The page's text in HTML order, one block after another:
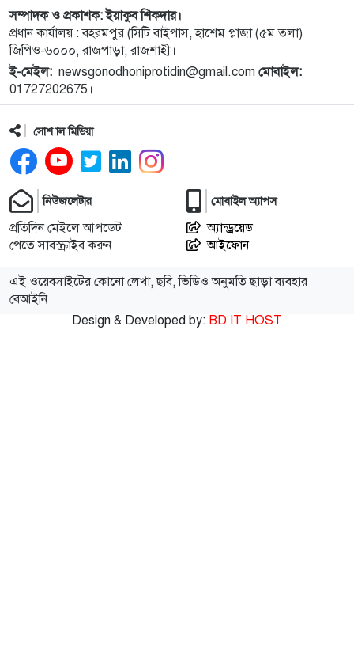
মান্দায় জুলাই গণঅভ্যুত্থান দিবসে শহীদ পরিবার ও জুলাই
যোদ্ধাদের সংবর্ধনা
১০
জুলাই গণঅভ্যুত্থান দিবসে রাকাব-এর শ্রদ্ধা নিবেদন
১১
জুলাই গণঅভ্যুত্থান দিবসে শহীদ সাকিব আঞ্জুমানের কবর
জিয়ারত
১২
সৌদি আরবের ৮ ট্যাংকারে হামলার দাবি হুথিদের
১৩
জুলাই শহিদদের আত্মত্যাগ জাতি চিরকাল শ্রদ্ধার সাথে
১৪
জুলাই স্মৃতি জাদুঘরের দুয়ার খুলেছে, উদ্বোধন করলেন
প্রধানমন্ত্রী
সম্পাদক ও প্রকাশক: ইয়াকুব শিকদার।
প্রধান কার্যালয় : বহরমপুর (সিটি বাইপাস, হাশেম প্লাজা (৫ম তলা)
জিপিও-৬০০০, রাজপাড়া, রাজশাহী।
ই-মেইল: newsgonodhoniprotidin@gmail.com মোবাইল:
01727202675।
সোশ্যাল মিডিয়া
নিউজলেটার
প্রতিদিন মেইলে আপডেট
পেতে সাবস্ক্রাইব করুন।
মোবাইল অ্যাপস
অ্যান্ড্রয়েড
আইফোন
এই ওয়েবসাইটের কোনো লেখা, ছবি, ভিডিও অনুমতি ছাড়া ব্যবহার
বেআইনি।
Design & Developed by: BD IT HOST